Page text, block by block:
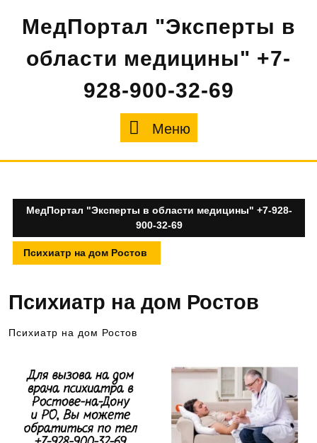
содержимому
МедПортал "Эксперты в
области медицины" +7-
928-900-32-69
Меню
МедПортал "Эксперты в области медицины" +7-928-
900-32-69
Психиатр на дом Ростов
Психиатр на дом Ростов
Психиатр на дом Ростов